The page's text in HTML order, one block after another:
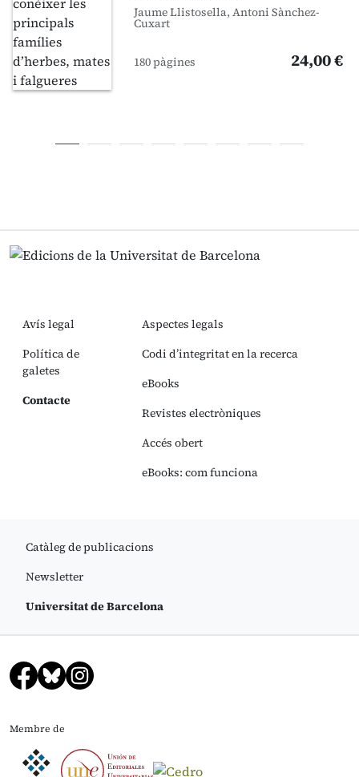
Jaume Llistosella, Antoni Sànchez-
Cuxart
180 pàgines 24,00 €
Avís legal
Política de
galetes
Contacte
Aspectes legals
Codi d’integritat en la recerca
eBooks
Revistes electròniques
Accés obert
eBooks: com funciona
Catàleg de publicacions
Newsletter
Universitat de Barcelona
Membre de